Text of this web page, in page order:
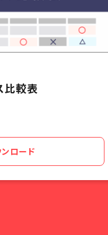
比較表
ロード